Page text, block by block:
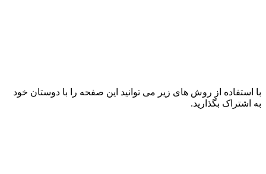
با استفاده از روش های زیر می توانید این صفحه را با دوستان خود
به اشتراک بگذارید.